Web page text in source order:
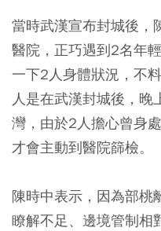
當時武漢宣布封城後，
醫院，正巧遇到2名年
一下2人身體狀況，不
人是在武漢封城後，晚
灣，由於2人擔心曾身
才會主動到醫院篩檢。
陳時中表示，因為部桃
瞭解不足、邊境管制相